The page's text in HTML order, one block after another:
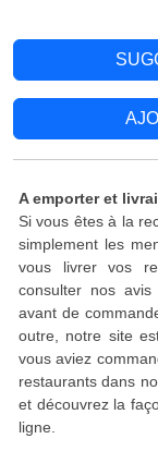
A emporter et
Si vous êtes à la
simplement les
vous livrer vos
consulter nos
avant de
outre, notre site
vous aviez
restaurants dans
et découvrez la
ligne.